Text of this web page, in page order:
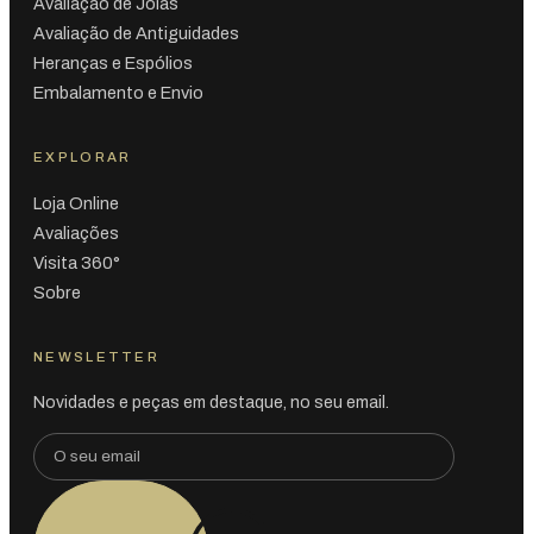
Avaliação de Antiguidades
Heranças e Espólios
Embalamento e Envio
EXPLORAR
Loja Online
Avaliações
Visita 360°
Sobre
NEWSLETTER
Novidades e peças em destaque, no seu email.